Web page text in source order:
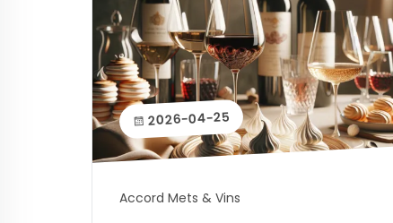
2026-04-25
Accord Mets & Vins